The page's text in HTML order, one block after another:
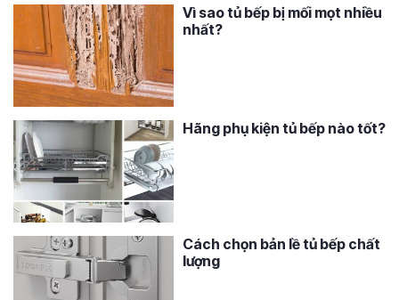
Vì sao tủ bếp bị mối mọt nhiều
nhất?
Hãng phụ kiện tủ bếp nào tốt?
Cách chọn bản lề tủ bếp chất
lượng